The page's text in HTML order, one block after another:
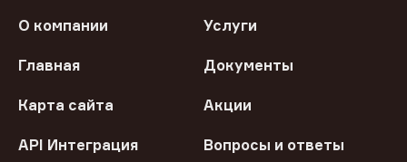
О компании Услуги
Главная Документы
Карта сайта Акции
API Интеграция Вопросы и ответы